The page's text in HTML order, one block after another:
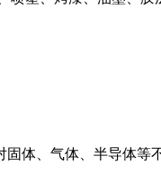
体、气体、半导体等